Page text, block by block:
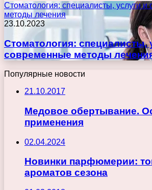
Стоматология: специалисты, услуги
методы лечения
23.10.2023
Стоматология: специалисты,
современные методы
Популярные новости
21.10.2017
Медовое обертывание.
применения
02.04.2024
Новинки парфюмерии:
ароматов сезона